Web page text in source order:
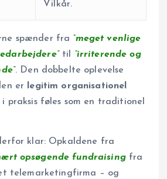
Vilkår.
spænder fra “meget venlige
til
“irriterende og
. Den dobbelte oplevelse
er
legitim organisationel
i praksis føles som en traditionel
klar: Opkaldene fra
opsøgende fundraisingfra
telemarketingfirma – og